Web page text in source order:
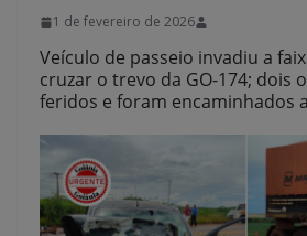
1 de fevereiro de 2026
Veículo de passeio invadiu a
cruzar o trevo da GO-174; dois
feridos e foram encaminhados